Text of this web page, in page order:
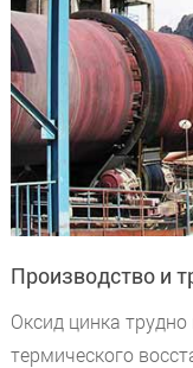
Оксид цинка
термического